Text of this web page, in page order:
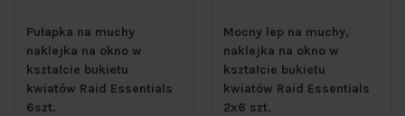
Pułapka na muchy
naklejka na okno w
kształcie bukietu
kwiatów Raid Essentials
6szt.
Mocny lep na muchy,
naklejka na okno w
kształcie bukietu
kwiatów Raid Essentials
2x6 szt.